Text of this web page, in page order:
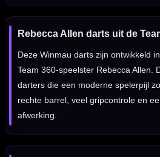
Rebecca Allen darts uit de
Deze Winmau darts zijn ontwikkeld
Team 360-speelster Rebecca Allen.
darters die een moderne spelerpijl
rechte barrel, veel gripcontrole en
afwerking.